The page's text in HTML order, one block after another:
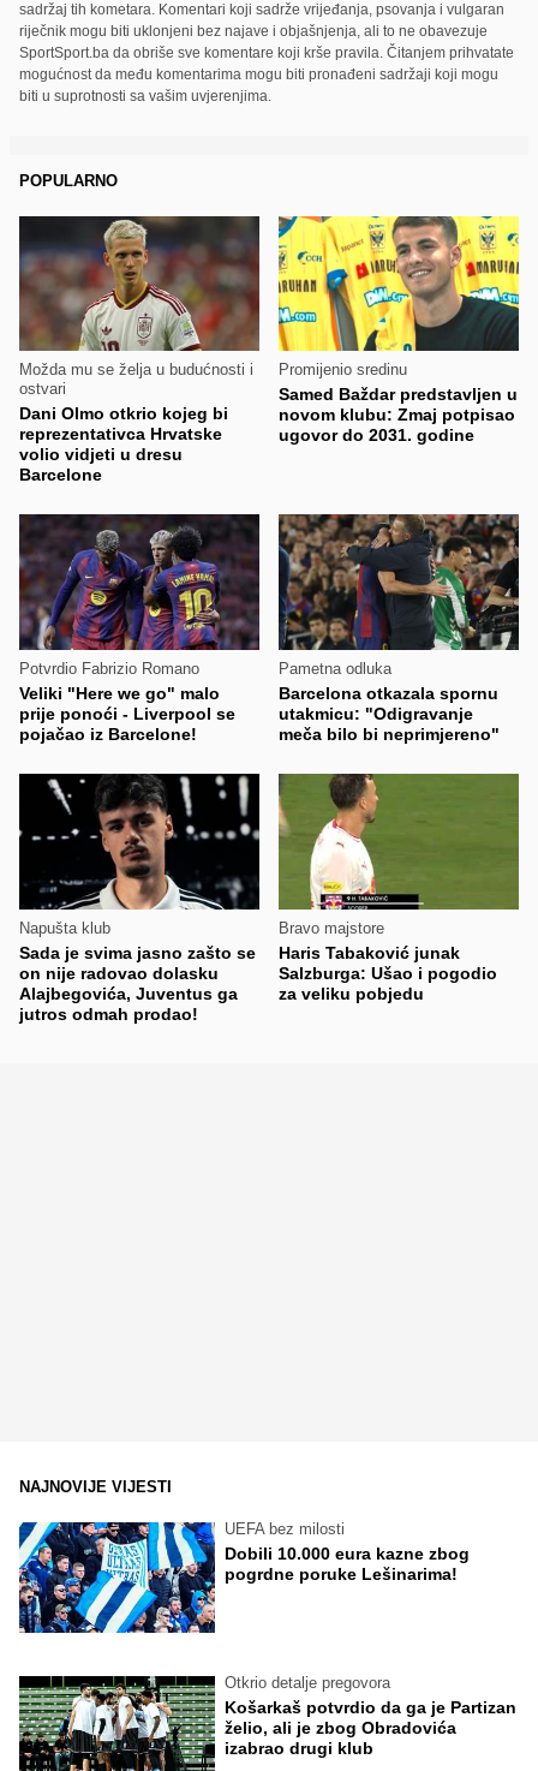
sadržaj tih kometara. Komentari koji sadrže vrijeđanja, psovanja i vulgaran
riječnik mogu biti uklonjeni bez najave i objašnjenja, ali to ne obavezuje
SportSport.ba da obriše sve komentare koji krše pravila. Čitanjem prihvatate
mogućnost da među komentarima mogu biti pronađeni sadržaji koji mogu
biti u suprotnosti sa vašim uvjerenjima.
POPULARNO
Možda mu se želja u budućnosti i
ostvari
Dani Olmo otkrio kojeg bi
reprezentativca Hrvatske
volio vidjeti u dresu
Barcelone
Promijenio sredinu
Samed Baždar predstavljen u
novom klubu: Zmaj potpisao
ugovor do 2031. godine
Potvrdio Fabrizio Romano
Veliki "Here we go" malo
prije ponoći - Liverpool se
pojačao iz Barcelone!
Pametna odluka
Barcelona otkazala spornu
utakmicu: "Odigravanje
meča bilo bi neprimjereno"
Napušta klub
Sada je svima jasno zašto se
on nije radovao dolasku
Alajbegovića, Juventus ga
jutros odmah prodao!
Bravo majstore
Haris Tabaković junak
Salzburga: Ušao i pogodio
za veliku pobjedu
NAJNOVIJE VIJESTI
UEFA bez milosti
Dobili 10.000 eura kazne zbog
pogrdne poruke Lešinarima!
Otkrio detalje pregovora
Košarkaš potvrdio da ga je Partizan
želio, ali je zbog Obradovića
izabrao drugi klub